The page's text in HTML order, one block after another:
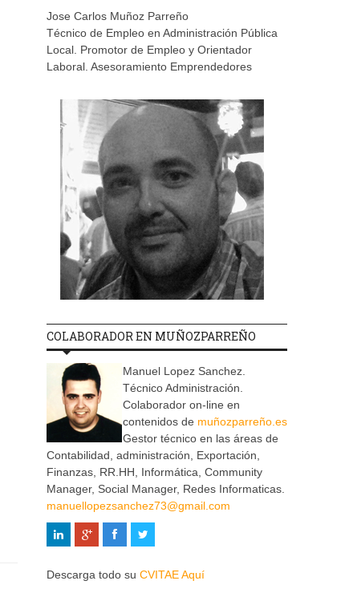
Jose Carlos Muñoz Parreño
Técnico de Empleo en Administración Pública
Local. Promotor de Empleo y Orientador
Laboral. Asesoramiento Emprendedores
COLABORADOR EN MUÑOZPARREÑO
Manuel Lopez Sanchez.
Técnico Administración.
Colaborador on-line en
contenidos de muñozparreño.es
Gestor técnico en las áreas de
Contabilidad, administración, Exportación,
Finanzas, RR.HH, Informática, Community
Manager, Social Manager, Redes Informaticas.
manuellopezsanchez73@gmail.com
Descarga todo su CVITAE Aquí